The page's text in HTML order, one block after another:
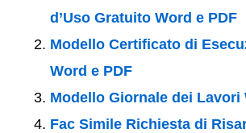
d’Uso Gratuito Word e PDF
Modello Certificato di
Word e PDF
Modello Giornale dei Lavori
Fac Simile Richiesta di